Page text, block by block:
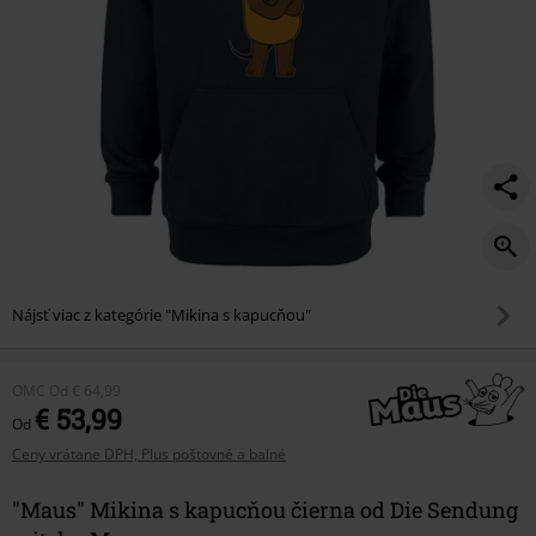
Nájsť viac z kategórie "Mikina s kapucňou"
OMC Od € 64,99
Od € 53,99
Ceny vrátane DPH, Plus poštovné a balné
"Maus" Mikina s kapucňou čierna od Die Sendung